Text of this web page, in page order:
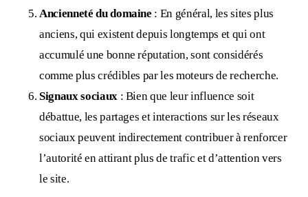
Ancienneté du domaine : En général, les sites plus
anciens, qui existent depuis longtemps et qui ont
accumulé une bonne réputation, sont considérés
comme plus crédibles par les moteurs de recherche.
Signaux sociaux : Bien que leur influence soit
débattue, les partages et interactions sur les réseaux
sociaux peuvent indirectement contribuer à renforcer
l’autorité en attirant plus de trafic et d’attention vers
le site.